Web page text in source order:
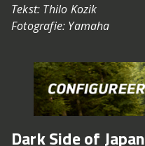
Tekst: Thilo Kozik
Fotografie: Yamaha
Dark Side of Japan